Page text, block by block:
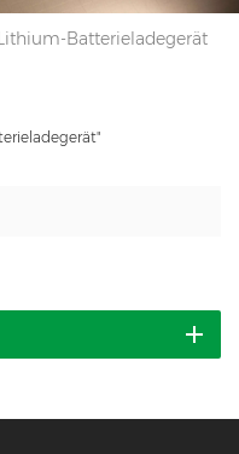
Batterieladegerät